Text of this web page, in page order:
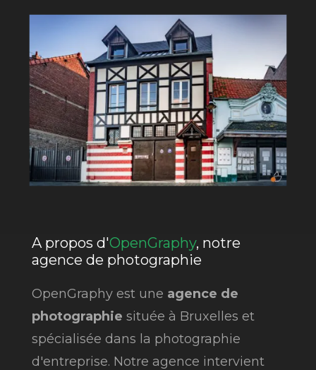
A propos d'OpenGraphy, notre
agence de photographie
OpenGraphy est une agence de
photographie située à Bruxelles et
spécialisée dans la photographie
d'entreprise. Notre agence intervient